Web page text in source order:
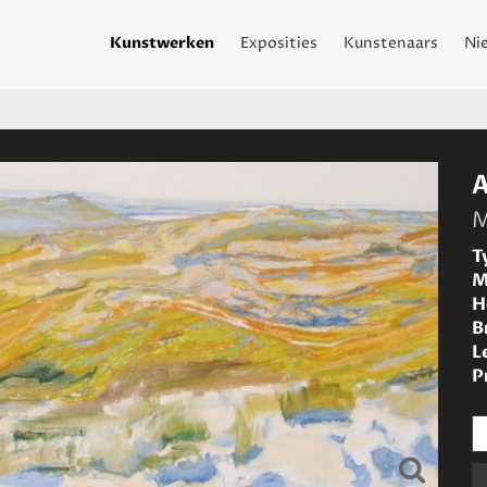
Kunstwerken Exposities Kunstenaars